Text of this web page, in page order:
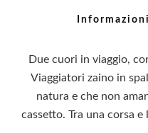
Due cuori in viaggio,
Viaggiatori zaino in
natura e che non
cassetto. Tra una corsa